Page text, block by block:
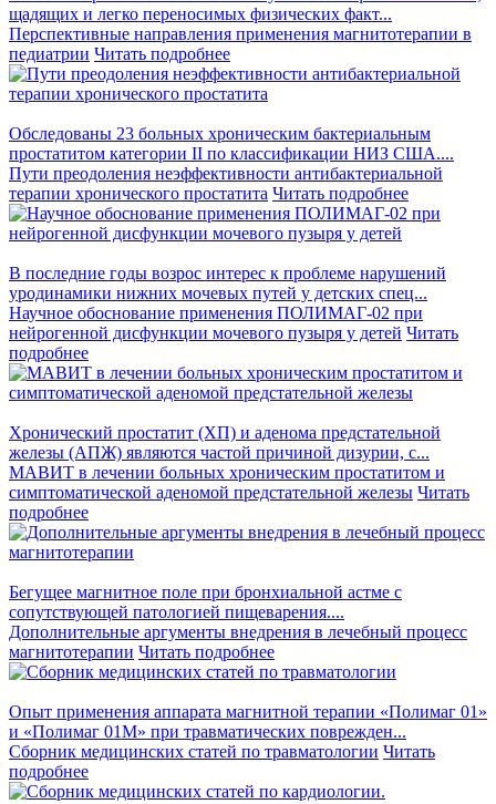
щадящих и легко переносимых физических факт...
Перспективные направления применения магнитотерапии в
педиатрии Читать подробнее
Обследованы 23 больных хроническим бактериальным
простатитом категории II по классификации НИЗ США....
Пути преодоления неэффективности антибактериальной
терапии хронического простатита Читать подробнее
В последние годы возрос интерес к проблеме нарушений
уродинамики нижних мочевых путей у детских спец...
Научное обоснование применения ПОЛИМАГ-02 при
нейрогенной дисфункции мочевого пузыря у детей Читать
подробнее
Хронический простатит (ХП) и аденома предстательной
железы (АПЖ) являются частой причиной дизурии, с...
МАВИТ в лечении больных хроническим простатитом и
симптоматической аденомой предстательной железы Читать
подробнее
Бегущее магнитное поле при бронхиальной астме с
сопутствующей патологией пищеварения....
Дополнительные аргументы внедрения в лечебный процесс
магнитотерапии Читать подробнее
Опыт применения аппарата магнитной терапии «Полимаг 01»
и «Полимаг 01М» при травматических поврежден...
Сборник медицинских статей по травматологии Читать
подробнее